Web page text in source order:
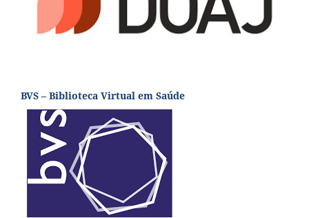
BVS – Biblioteca Virtual em Saúde